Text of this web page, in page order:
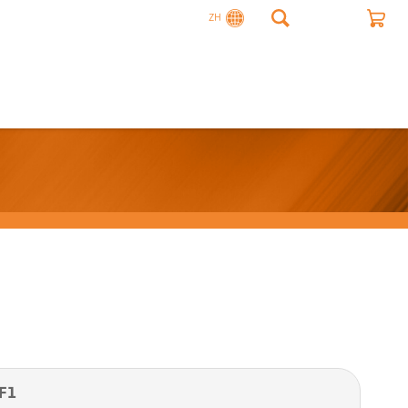
ZH